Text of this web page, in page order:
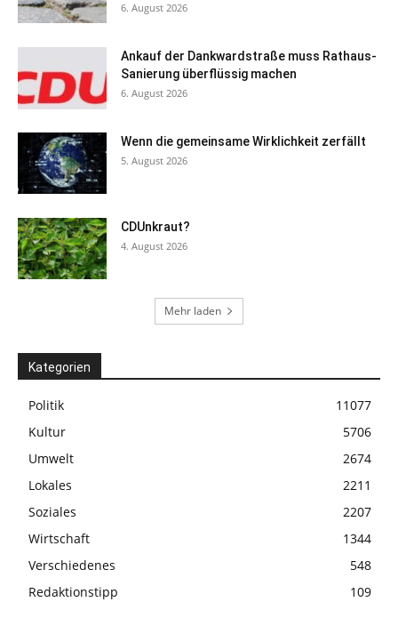
6. August 2026
Ankauf der Dankwardstraße muss Rathaus-
Sanierung überflüssig machen
6. August 2026
Wenn die gemeinsame Wirklichkeit zerfällt
5. August 2026
CDUnkraut?
4. August 2026
Mehr laden
Kategorien
Politik
11077
Kultur
5706
Umwelt
2674
Lokales
2211
Soziales
2207
Wirtschaft
1344
Verschiedenes
548
Redaktionstipp
109